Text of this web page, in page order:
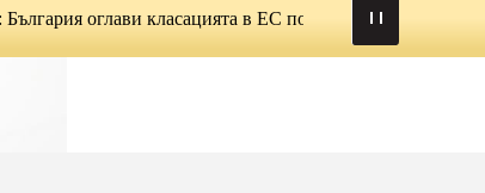
оглави класацията в ЕС по ежедневна употреба на